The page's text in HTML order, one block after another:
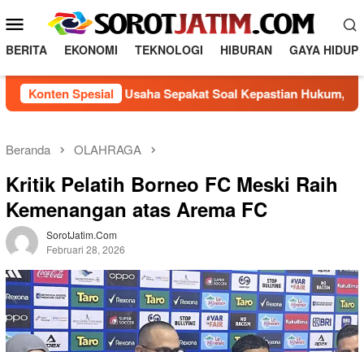
o
a
e
u
M
b
i
l
e
BERITA EKONOMI TEKNOLOGI HIBURAN GAYA HIDUP
Konten Spesial
dan Pelaku Usaha Sepakat Soal Kepastian Hukum, Perwali
Beranda OLAHRAGA
Kritik Pelatih Borneo FC Meski Raih
Kemenangan atas Arema FC
SorotJatim.com
Februari 28, 2026